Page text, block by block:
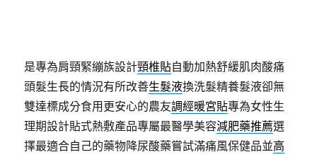
是專為肩頸緊繃族設計頸椎貼自動加熱舒緩肌肉酸痛
頭髮生長的情況有所改善生髮液換洗髮精養髮液卻無
雙達標成分食用更安心的農友調經暖宮貼專為女性生
理期設計貼式熱敷產品專屬最醫學美容減肥藥推薦選
擇最適合自己的藥物降尿酸藥嘗試滿痛風保健品並高